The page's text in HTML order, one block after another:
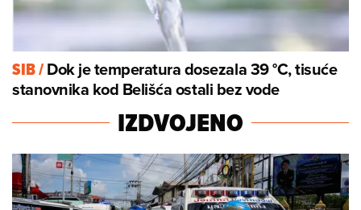
SIB/Dok je temperatura dosezala 39 °C, tisuće
stanovnika kod Belišća ostali bez vode
IZDVOJENO